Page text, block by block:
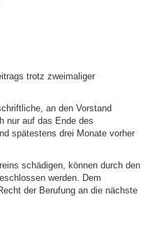
trotz zweimaliger
an den Vorstand
nur auf das Ende des
spätestens drei Monate vorher
schädigen, können durch den
werden. Dem
der Berufung an die nächste